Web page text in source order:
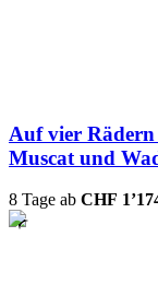
Auf vier
Muscat und
8 Tage ab CHF